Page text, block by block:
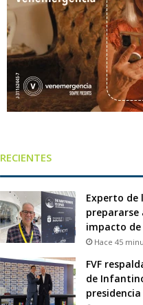
RECIENTES
Experto de
prepararse
impacto
Hace 45
FVF
de
presidencia